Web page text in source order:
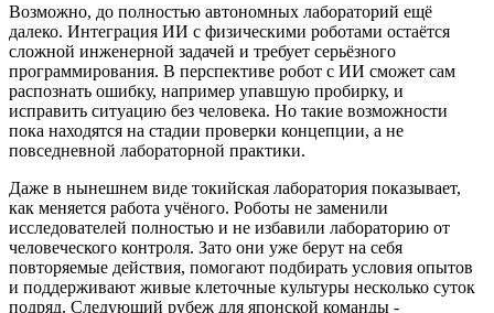
Возможно, до полностью автономных лабораторий ещё
далеко. Интеграция ИИ с физическими роботами остаётся
сложной инженерной задачей и требует серьёзного
программирования. В перспективе робот с ИИ сможет сам
распознать ошибку, например упавшую пробирку, и
исправить ситуацию без человека. Но такие возможности
пока находятся на стадии проверки концепции, а не
повседневной лабораторной практики.
Даже в нынешнем виде токийская лаборатория показывает,
как меняется работа учёного. Роботы не заменили
исследователей полностью и не избавили лабораторию от
человеческого контроля. Зато они уже берут на себя
повторяемые действия, помогают подбирать условия опытов
и поддерживают живые клеточные культуры несколько суток
подряд. Следующий рубеж для японской команды -